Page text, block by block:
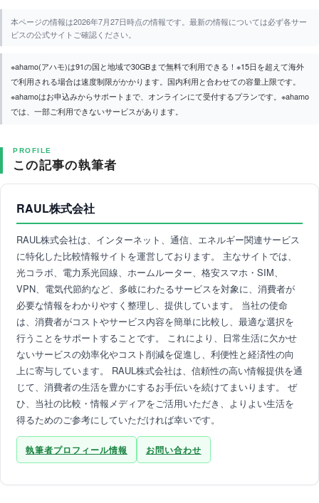
本ページの情報は2026年7月27日時点の情報です。最新の情報については必ず各サー
ビスの公式サイトご確認ください。
※ahamo(アハモ)は91の国と地域で30GBまで無料で利用できる！※15日を超えて海外
で利用される場合は速度制限がかかります。国内利用と合わせての容量上限です。
※ahamoはお申込みからサポートまで、オンラインにて受付するプランです。※ahamo
では、一部ご利用できないサービスがあります。
PROFILE
この記事の執筆者
RAUL株式会社
RAUL株式会社は、インターネット、通信、エネルギー関連サービス
に特化した比較情報サイトを運営しております。 主なサイトでは、
光コラボ、電力系光回線、ホームルーター、格安スマホ・SIM、
VPN、電気代節約など、多岐にわたるサービスを対象に、消費者が
必要な情報をわかりやすく整理し、提供しています。 当社の使命
は、消費者がコストやサービス内容を簡単に比較し、最適な選択を
行うことをサポートすることです。 これにより、日常生活に欠かせ
ないサービスの効率化やコスト削減を促進し、利便性と経済性の向
上に寄与しています。 RAUL株式会社は、信頼性の高い情報提供を通
じて、消費者の生活を豊かにするお手伝いを続けてまいります。 ぜ
ひ、当社の比較・情報メディアをご活用いただき、よりよい生活を
得るためのご参考にしていただければ幸いです。
執筆者プロフィール情報 お問い合わせ